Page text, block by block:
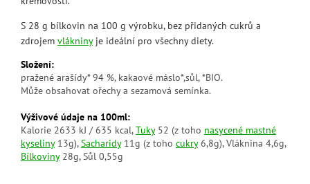
S 28 g bílkovin na 100 g výrobku, bez přidaných cukrů a
zdrojem vlákninyje ideální pro všechny diety.
Složení:
pražené arašídy* 94 %, kakaové máslo*,sůl, *BIO.
Může obsahovat ořechy a sezamová semínka.
Výživové údaje na 100ml:
Kalorie 2633 kJ / 635 kcal,Tuky52 (z toho nasycené mastné
kyseliny13g),Sacharidy11g (z toho cukry6,8g), Vláknina 4,6g,
Bílkoviny28g, Sůl 0,55g